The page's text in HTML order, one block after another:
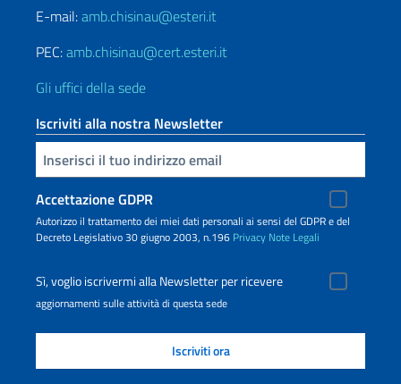
E-mail:amb.chisinau@esteri.it
PEC:amb.chisinau@cert.esteri.it
Gli uffici della sede
Iscriviti alla nostra Newsletter
Inserisci la tua email
Accettazione GDPR
Autorizzo il trattamento dei miei dati personali ai sensi del GDPR e del
Decreto Legislativo 30 giugno 2003, n.196 Privacy Note Legali
Sì, voglio iscrivermi alla Newsletter per ricevere
aggiornamenti sulle attività di questa sede